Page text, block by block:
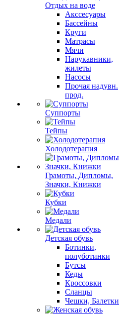
Отдых на воде
Акссесуары
Бассейны
Круги
Матрасы
Мячи
Нарукавники,
жилеты
Насосы
Прочая надувн.
прод.
Суппорты
Тейпы
Холодотерапия
Грамоты, Дипломы,
Значки, Книжки
Кубки
Медали
Детская обувь
Ботинки,
полуботинки
Бутсы
Кеды
Кроссовки
Сланцы
Чешки, Балетки